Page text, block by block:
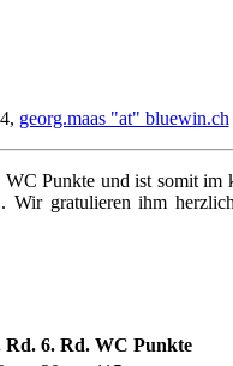
georg.maas "at" bluewin.ch
Punkte und ist somit im
Wir gratulieren ihm
Rd. 6. Rd. WC Punkte